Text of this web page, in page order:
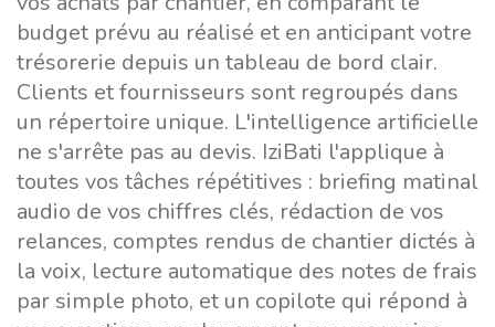
budget prévu au réalisé et en anticipant votre
trésorerie depuis un tableau de bord clair.
Clients et fournisseurs sont regroupés dans
un répertoire unique. L'intelligence artificielle
ne s'arrête pas au devis. IziBati l'applique à
toutes vos tâches répétitives : briefing matinal
audio de vos chiffres clés, rédaction de vos
relances, comptes rendus de chantier dictés à
la voix, lecture automatique des notes de frais
par simple photo, et un copilote qui répond à